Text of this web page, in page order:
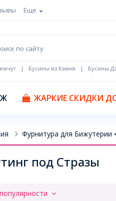
Еще
| Бусины из Камня | Бусины
ЖАРКИЕ СКИДКИ
Фурнитура для Бижутерии
под Стразы